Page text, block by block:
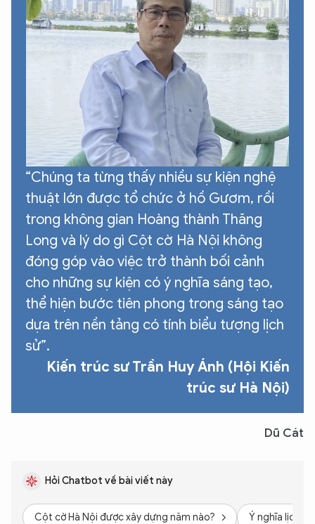
“Chúng ta từng thấy nhiều sự kiện nghệ
thuật lớn được tổ chức ở hồ Gươm, rồi
trong không gian Hoàng thành Thăng
Long và lý do gì Cột cờ Hà Nội không
đóng góp vào việc trở thành bối cảnh
cho những sự kiện có ý nghĩa sáng tạo,
thể hiện bước tiên phong trong sáng tạo
dựa trên nền tảng có tính biểu tượng lịch
sử”.
Kiến trúc sư Trần Huy Ánh (Hội Kiến
trúc sư Hà Nội)
Dũ Cát
Hỏi Chatbot về bài viết này
Cột cờ Hà Nội được xây dựng năm nào? Ý nghĩa lịch